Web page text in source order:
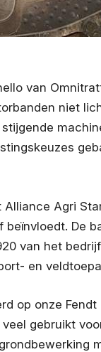
van
niet
Agri
De
van het
en
op onze
gebruikt